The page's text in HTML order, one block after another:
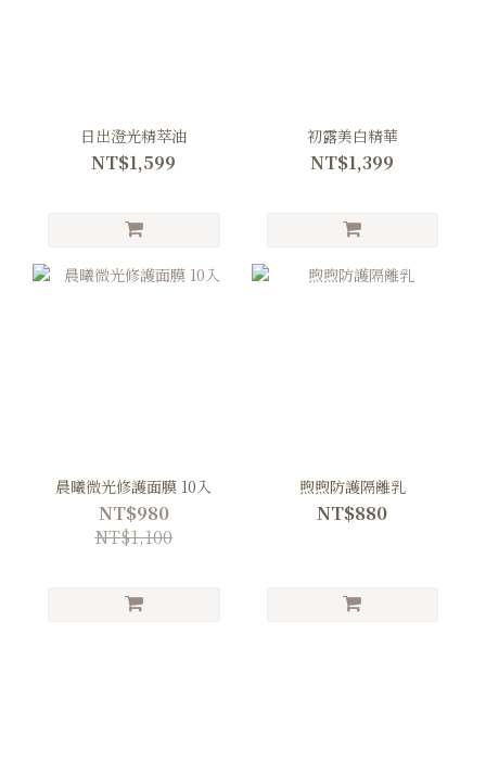
日出澄光精萃油
NT$1,599
初露美白精華
NT$1,399
晨曦微光修護面膜 10入
NT$980
NT$1,100
煦煦防護隔離乳
NT$880